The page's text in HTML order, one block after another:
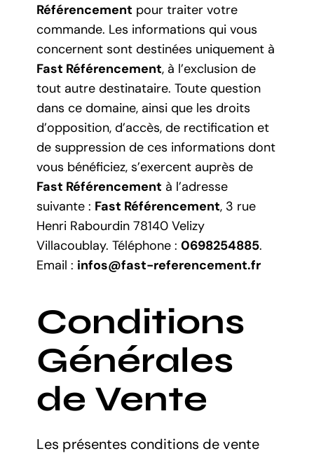
Référencement pour traiter votre
commande. Les informations qui vous
concernent sont destinées uniquement à
Fast Référencement, à l’exclusion de
tout autre destinataire. Toute question
dans ce domaine, ainsi que les droits
d’opposition, d’accès, de rectification et
de suppression de ces informations dont
vous bénéficiez, s’exercent auprès de
Fast Référencement à l’adresse
suivante : Fast Référencement, 3 rue
Henri Rabourdin 78140 Velizy
Villacoublay. Téléphone :0698254885.
Email : infos@fast-referencement.fr
Conditions
Générales
de Vente
Les présentes conditions de vente